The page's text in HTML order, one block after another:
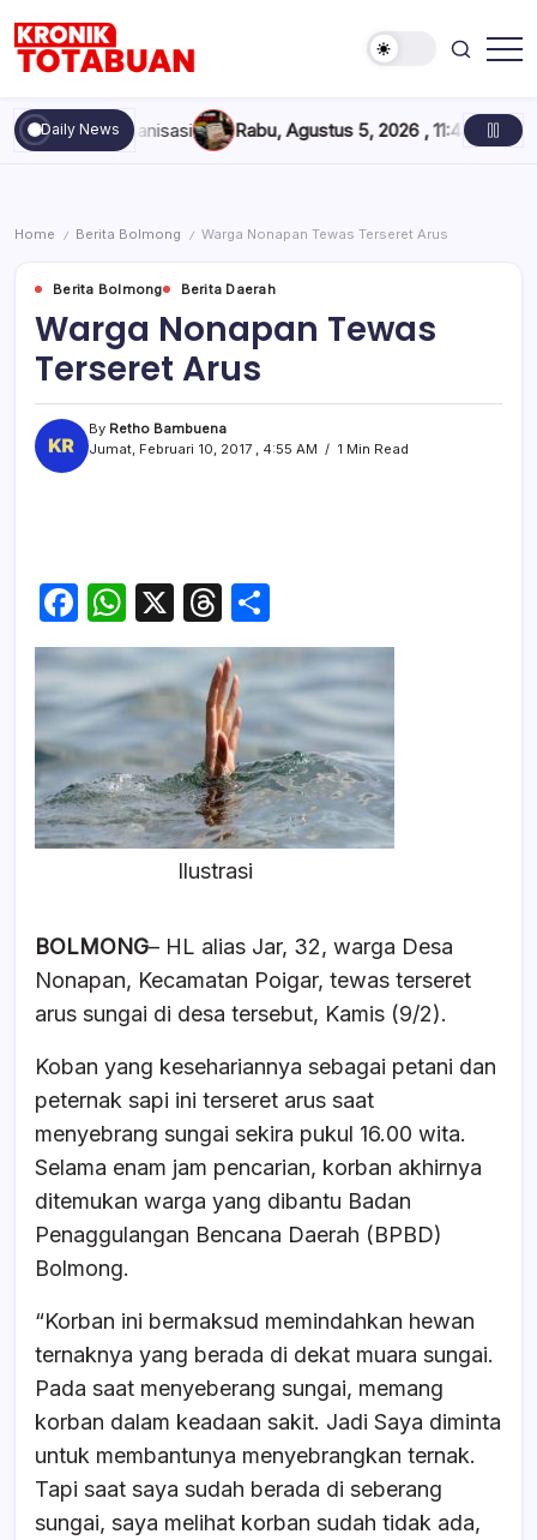
content
Totabuan
hari
ini
Kronik
Daily NewsRabu, Agustus 5, 2026 , 11:44 AM Anak Kadis
Home / Berita Bolmong / Warga Nonapan Tewas Terseret Arus
Berita Bolmong Berita Daerah
Warga Nonapan Tewas
Terseret Arus
By Retho Bambuena
Jumat, Februari 10, 2017 , 4:55 AM
1 Min Read
F
a
c
e
b
o
o
W
h
at
s
A
p
p
X
T
hr
e
a
d
s
h
ar
e
Ilustrasi
BOLMONG– HL alias Jar, 32, warga Desa
Nonapan, Kecamatan Poigar, tewas terseret
arus sungai di desa tersebut, Kamis (9/2).
Koban yang kesehariannya sebagai petani dan
peternak sapi ini terseret arus saat
menyebrang sungai sekira pukul 16.00 wita.
Selama enam jam pencarian, korban akhirnya
ditemukan warga yang dibantu Badan
Penaggulangan Bencana Daerah (BPBD)
Bolmong.
“Korban ini bermaksud memindahkan hewan
ternaknya yang berada di dekat muara sungai.
Pada saat menyeberang sungai, memang
korban dalam keadaan sakit. Jadi Saya diminta
untuk membantunya menyebrangkan ternak.
Tapi saat saya sudah berada di seberang
sungai, saya melihat korban sudah tidak ada,